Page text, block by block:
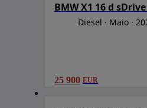
BMW X1 16 d
Diesel Maio
25 900 EUR